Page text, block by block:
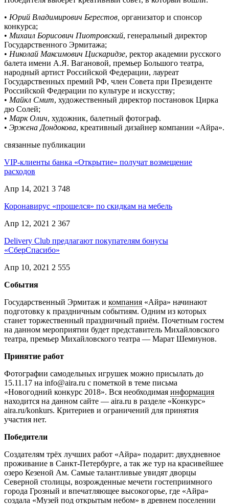
• Юрий Владимирович Берестов, организатор и спонсор
конкурса;
• Михаил Борисович Пиотровский, генеральный директор
Государственного Эрмитажа;
• Николай Максимович Цискаридзе, ректор академии русского
балета имени А.Я. Вагановой, премьер Большого театра,
народный артист Российской Федерации, лауреат
Государственных премий РФ, член Совета при Президенте
Российской Федерации по культуре и искусству;
• Майкл Смит, художественный директор постановок Цирка
дю Солей;
• Марк Олич, художник, балетный фотограф.
• Эржена Дондокова, креативный дизайнер компании «Айра».
связанные публикации
VIP-клиенты банка «Открытие» получат возмещение
расходов
Апр 14, 2021 3 748
Коронавирус «прошелся» по скидкам на мебель
Апр 12, 2021 2 367
Delivery Club предлагают покупателям бонусы
«СберСпасибо»
Апр 10, 2021 2 555
События
Государственный Эрмитаж и компания «Айра» начинают
подготовку к праздничным событиям. Одним из которых
станет торжественный праздничный приём. Почетным гостем
на данном мероприятии будет представитель Михайловского
театра, премьер Михайловского театра — Марат Шемиунов.
Принятие работ
Фотографии самодельных игрушек можно присылать до
15.11.17 на info@aira.ru с пометкой в теме письма
«Новогодний конкурс 2018». Вся необходимая информация
находится на данном сайте — aira.ru в разделе «Конкурс»
aira.ru/konkurs. Критериев и ограничений для принятия
участия нет.
Победители
Создателям трёх лучших работ «Айра» подарит: двухдневное
проживание в Санкт-Петербурге, а так же тур на красивейшее
озеро Кезеной Ам. Самые талантливые увидят дворцы
Северной столицы, возрожденные мечети гостеприимного
города Грозный и впечатляющее высокогорье, где «Айра»
создала «Музей под открытым небом» в древнем поселении